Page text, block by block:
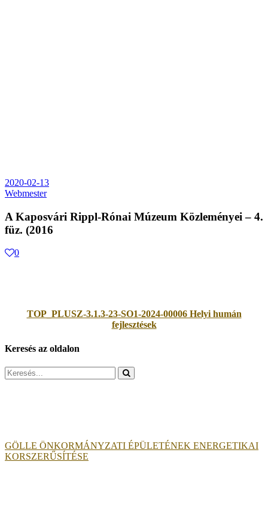
2020-02-13
Webmester
A Kaposvári Rippl-Rónai Múzeum Közleményei – 4.
füz. (2016
0
TOP_PLUSZ-3.1.3-23-SO1-2024-00006 Helyi humán
fejlesztések
Keresés az oldalon
Search
for:
GÖLLE ÖNKORMÁNYZATI ÉPÜLETÉNEK ENERGETIKAI
KORSZERŰSÍTÉSE